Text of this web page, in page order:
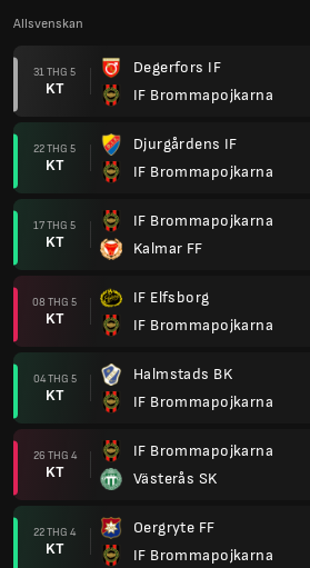
Allsvenskan
31 THG 5
KT
Degerfors IF
IF Brommapojkarna
22 THG 5
KT
Djurgårdens IF
IF Brommapojkarna
17 THG 5
KT
IF Brommapojkarna
Kalmar FF
08 THG 5
KT
IF Elfsborg
IF Brommapojkarna
04 THG 5
KT
Halmstads BK
IF Brommapojkarna
26 THG 4
KT
IF Brommapojkarna
Västerås SK
22 THG 4
KT
Oergryte FF
IF Brommapojkarna